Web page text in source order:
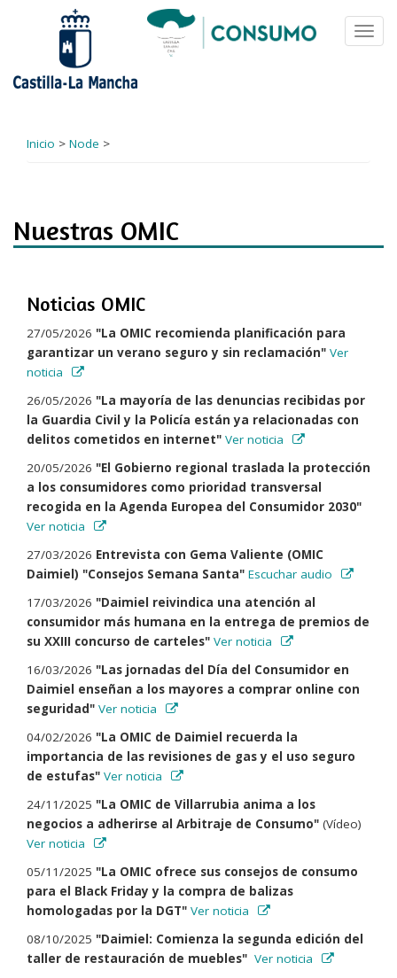
Inicio > Node >
Nuestras OMIC
Noticias OMIC
27/05/2026 "La OMIC recomienda planificación para
garantizar un verano seguro y sin reclamación" Ver
noticia
26/05/2026 "La mayoría de las denuncias recibidas por
la Guardia Civil y la Policía están ya relacionadas con
delitos cometidos en internet" Ver noticia
20/05/2026 "El Gobierno regional traslada la protección
a los consumidores como prioridad transversal
recogida en la Agenda Europea del Consumidor 2030"
Ver noticia
27/03/2026 Entrevista con Gema Valiente (OMIC
Daimiel) "Consejos Semana Santa" Escuchar audio
17/03/2026 "Daimiel reivindica una atención al
consumidor más humana en la entrega de premios de
su XXIII concurso de carteles" Ver noticia
16/03/2026 "Las jornadas del Día del Consumidor en
Daimiel enseñan a los mayores a comprar online con
seguridad" Ver noticia
04/02/2026 "La OMIC de Daimiel recuerda la
importancia de las revisiones de gas y el uso seguro
de estufas" Ver noticia
24/11/2025 "La OMIC de Villarrubia anima a los
negocios a adherirse al Arbitraje de Consumo" (Vídeo)
Ver noticia
05/11/2025 "La OMIC ofrece sus consejos de consumo
para el Black Friday y la compra de balizas
homologadas por la DGT" Ver noticia
08/10/2025 "Daimiel: Comienza la segunda edición del
taller de restauración de muebles" Ver noticia